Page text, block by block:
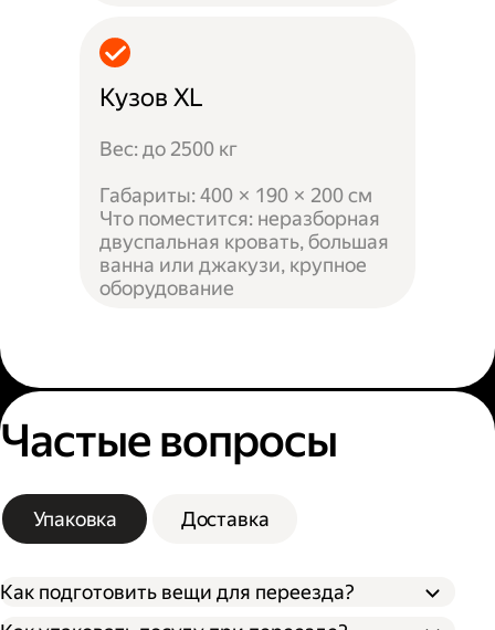
Кузов XL
Вес: до 2500 кг
Габариты: 400 × 190 × 200 см
Что поместится: неразборная
двуспальная кровать, большая
ванна или джакузи, крупное
оборудование
Частые вопросы
Упаковка Доставка
Как подготовить вещи для переезда?